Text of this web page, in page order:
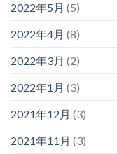
2022年5月 (5)
2022年4月 (8)
2022年3月 (2)
2022年1月 (3)
2021年12月 (3)
2021年11月 (3)